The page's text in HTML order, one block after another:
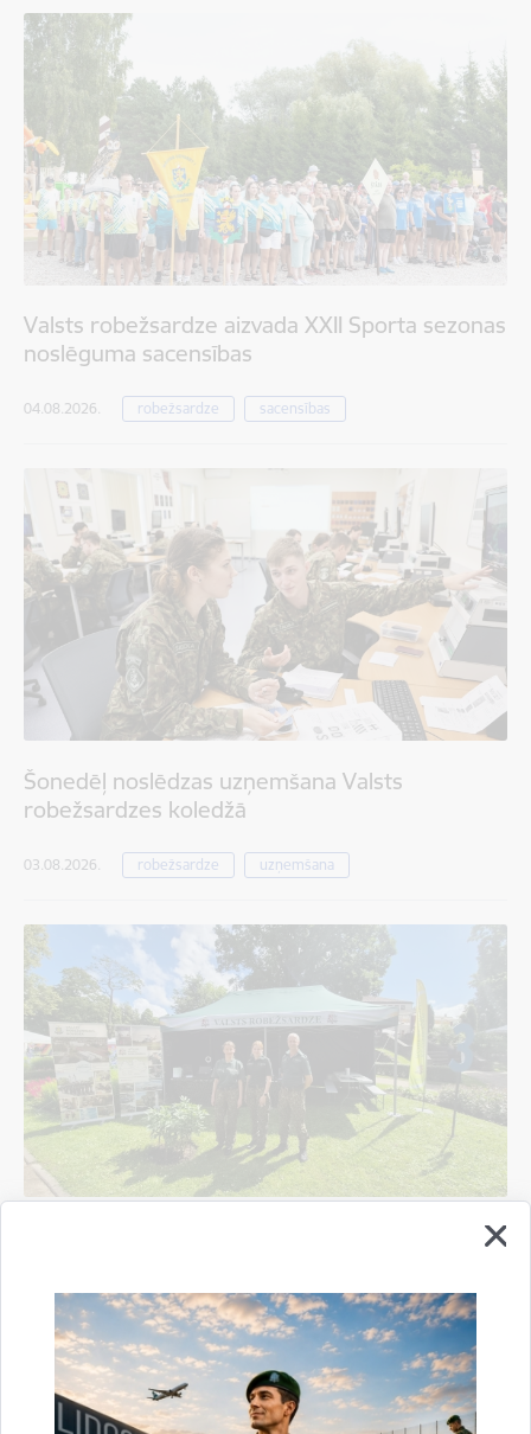
Valsts robežsardze aizvada XXII Sporta sezonas
noslēguma sacensības
04.08.2026. robežsardze sacensības
Šonedēļ noslēdzas uzņemšana Valsts
robežsardzes koledžā
03.08.2026. robežsardze uzņemšana
pārvaldi piedalījās vērienīgākajā Sarunu
festivālā "LAMPA"
14.07.2026. pasākums robežsardze